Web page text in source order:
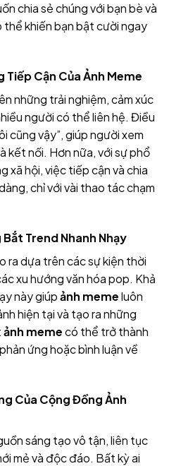
chia sẻ chúng với bạn bè và
khiến bạn bật cười ngay
Tiếp Cận Của Ảnh Meme
những trải nghiệm, cảm xúc
người có thể liên hệ. Điều
cũng vậy”, giúp người xem
kết nối. Hơn nữa, với sự phổ
xã hội, việc tiếp cận và chia
chỉ với vài thao tác chạm
Bắt Trend Nhanh Nhạy
ra dựa trên các sự kiện thời
xu hướng văn hóa pop. Khả
này giúpảnh memeluôn
hiện tại và tạo ra những
ảnh memecó thể trở thành
ứng hoặc bình luận về
Của Cộng Đồng Ảnh
sáng tạo vô tận, liên tục
mẻ và độc đáo. Bất kỳ ai